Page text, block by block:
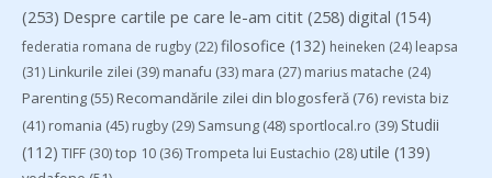
(253) Despre cartile pe care le-am citit (258) digital (154)
federatia romana de rugby (22)filosofice (132) heineken (24) leapsa
(31) Linkurile zilei (39) manafu (33) mara (27) marius matache (24)
Parenting (55) Recomandările zilei din blogosferă (76) revista biz
(41) romania (45) rugby (29) Samsung (48) sportlocal.ro (39) Studii
(112) TIFF (30)top 10 (36)Trompeta lui Eustachio (28)utile (139)